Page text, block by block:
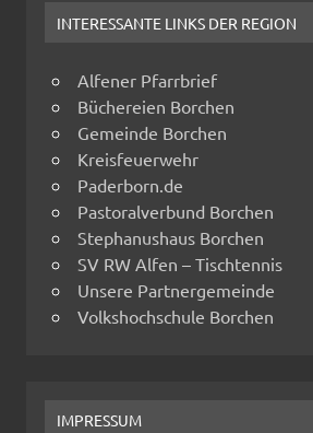
INTERESSANTE LINKS DER REGION
Alfener Pfarrbrief
Büchereien Borchen
Gemeinde Borchen
Kreisfeuerwehr
Paderborn.de
Pastoralverbund Borchen
Stephanushaus Borchen
SV RW Alfen – Tischtennis
Unsere Partnergemeinde
Volkshochschule Borchen
IMPRESSUM